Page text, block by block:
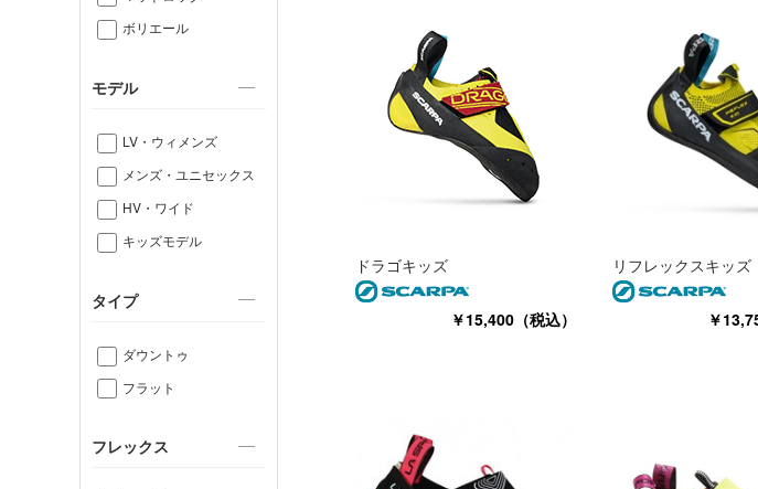
ボリエール
モデル
LV・ウィメンズ
メンズ・ユニセックス
HV・ワイド
キッズモデル
タイプ
ダウントゥ
フラット
フレックス
ドラゴキッズ
￥15,400（税込）
リフレックスキッズ
￥